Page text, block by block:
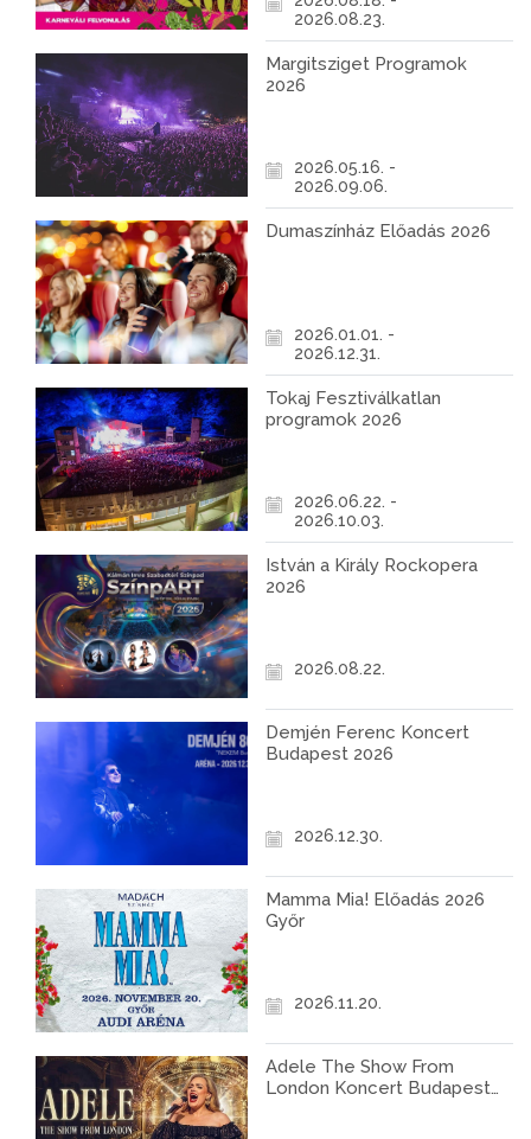
2026.08.23.
Margitsziget Programok
2026
2026.05.16. -
2026.09.06.
Dumaszínház Előadás 2026
2026.01.01. -
2026.12.31.
Tokaj Fesztiválkatlan
programok 2026
2026.06.22. -
2026.10.03.
István a Király Rockopera
2026
2026.08.22.
Demjén Ferenc Koncert
Budapest 2026
2026.12.30.
Mamma Mia! Előadás 2026
Győr
2026.11.20.
Adele The Show From
London Koncert Budapest